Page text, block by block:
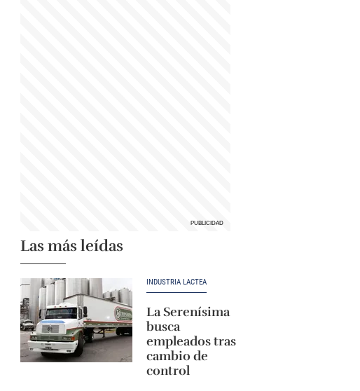
Las más leídas
INDUSTRIA LÁCTEA
La Serenísima
busca
empleados tras
cambio de
control